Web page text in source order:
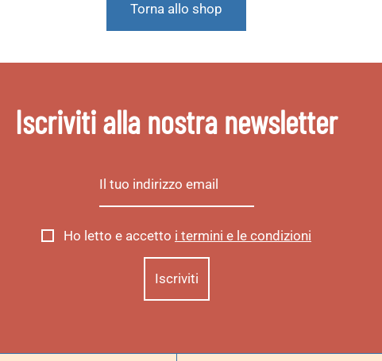
Torna allo shop
Iscriviti alla nostra newsletter
Ho letto e accetto i termini e le condizioni